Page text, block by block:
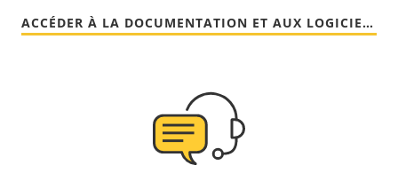
ACCÉDER À LA DOCUMENTATION ET AUX LOGICIELS